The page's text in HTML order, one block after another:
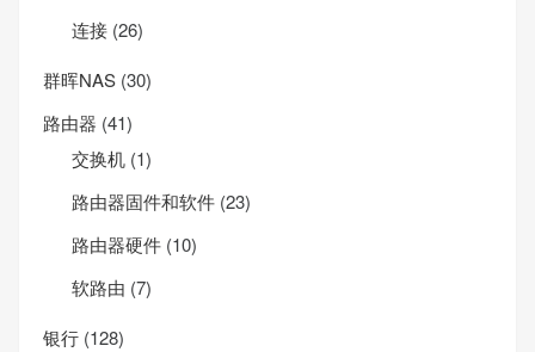
连接 (26)
群晖NAS (30)
路由器 (41)
交换机 (1)
路由器固件和软件 (23)
路由器硬件 (10)
软路由 (7)
银行 (128)